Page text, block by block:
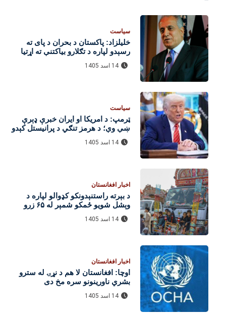
سیاست
خلیلزاد: پاکستان د بحران د پای ته
رسېدو لپاره د تګلارو بیاکتنې ته اړتیا
لري
14 اسد 1405
سیاست
ټرمپ: د امریکا او ایران خبرې ډېرې
ښې وې؛ د هرمز تنګي د پرانیستل کېدو
هیله شته
14 اسد 1405
اخبار افغانستان
د بېرته راستنېدونکو کډوالو لپاره د
وېشل شویو ځمکو شمېر له ۶۵ زرو
واوښت
14 اسد 1405
اخبار افغانستان
اوچا: افغانستان لا هم د نړۍ له سترو
بشري ناورینونو سره مخ دی
14 اسد 1405